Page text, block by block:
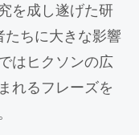
を成し遂げた研
たちに大きな影響
はヒクソンの広
れるフレーズを